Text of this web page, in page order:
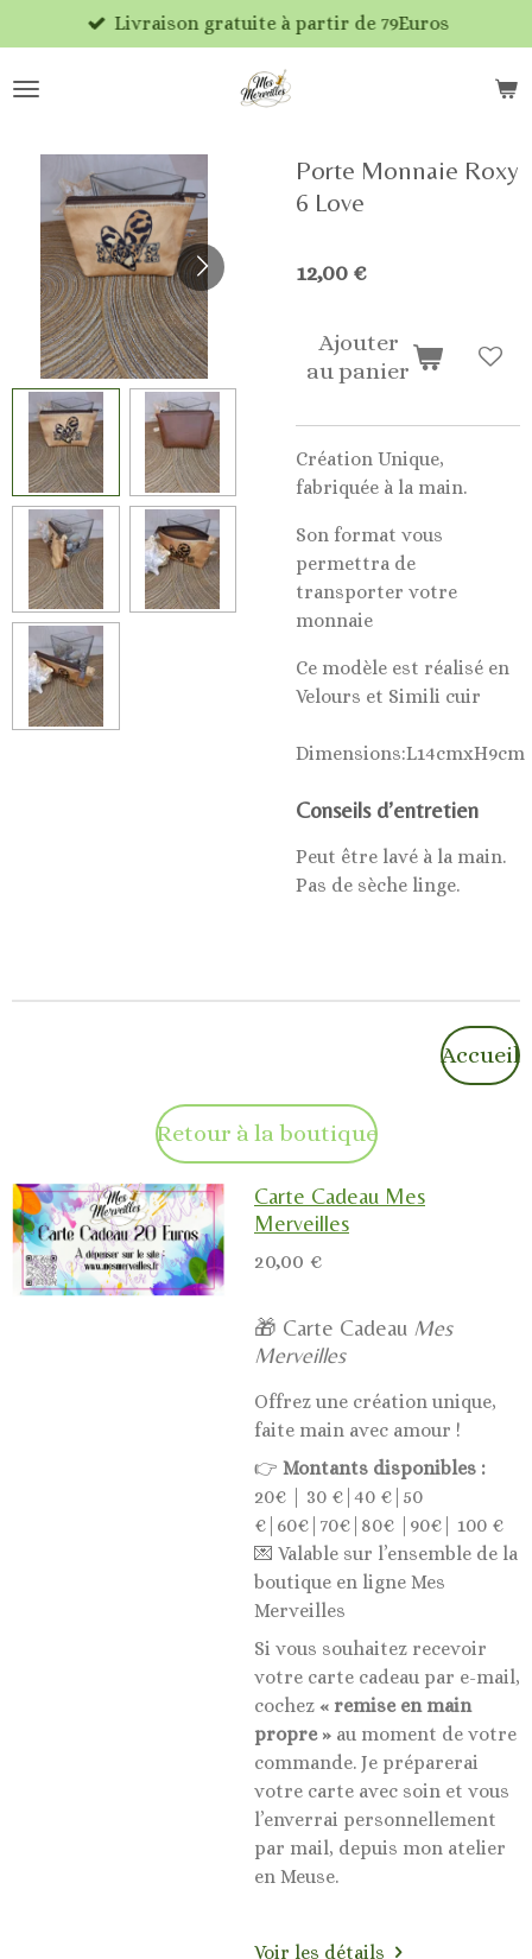
au
contenu
Livraison gratuite à partir de 79Euros
Porte Monnaie Roxy
6 Love
12,00 €
Ajouter
au panier
Création Unique,
fabriquée à la main.
Son format vous
permettra de
transporter votre
monnaie
Ce modèle est réalisé en
Velours et Simili cuir
Dimensions:L14cmxH9cm
Conseils d’entretien
Peut être lavé à la main.
Pas de sèche linge.
Accueil
Retour à la boutique
Carte Cadeau Mes
Merveilles
20,00 €
🎁 Carte Cadeau Mes
Merveilles
Offrez une création unique,
faite main avec amour !
👉 Montants disponibles :
20€ | 30 €|40 €|50
€|60€|70€|80€ |90€| 100 €
💌 Valable sur l’ensemble de la
boutique en ligne Mes
Merveilles
Si vous souhaitez recevoir
votre carte cadeau par e-mail,
cochez « remise en main
propre » au moment de votre
commande. Je préparerai
votre carte avec soin et vous
l’enverrai personnellement
par mail, depuis mon atelier
en Meuse.
Voir les détails